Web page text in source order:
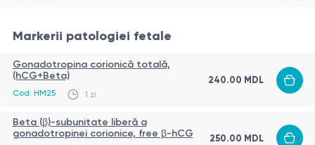
Markerii patologiei fetale
Gonadotropina corionică totală,
(hCG+Beta)
Cod: HM25 1 zi
240.00 MDL
Beta (β)-subunitate liberă a
gonadotropinei corionice, free β-hCG
250.00 MDL